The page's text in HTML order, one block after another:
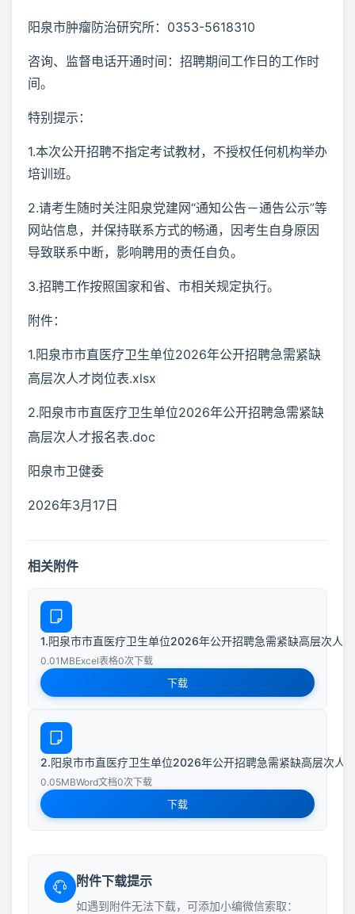
阳泉市肿瘤防治研究所：0353-5618310
咨询、监督电话开通时间：招聘期间工作日的工作时
间。
特别提示：
1.本次公开招聘不指定考试教材，不授权任何机构举办
培训班。
2.请考生随时关注阳泉党建网“通知公告－通告公示”等
网站信息，并保持联系方式的畅通，因考生自身原因
导致联系中断，影响聘用的责任自负。
3.招聘工作按照国家和省、市相关规定执行。
附件：
1.阳泉市市直医疗卫生单位2026年公开招聘急需紧缺
高层次人才岗位表.xlsx
2.阳泉市市直医疗卫生单位2026年公开招聘急需紧缺
高层次人才报名表.doc
阳泉市卫健委
2026年3月17日
相关附件
1.阳泉市市直医疗卫生单位2026年公开招聘急需紧缺高层次人
0.01MBExcel表格0次下载
下载
2.阳泉市市直医疗卫生单位2026年公开招聘急需紧缺高层次人
0.05MBWord文档0次下载
下载
附件下载提示
如遇到附件无法下载，可添加小编微信索取：